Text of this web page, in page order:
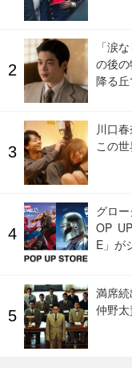
「涙
の後の
降る
川口
この
グロ
OP
E」が
満席続
仲野太